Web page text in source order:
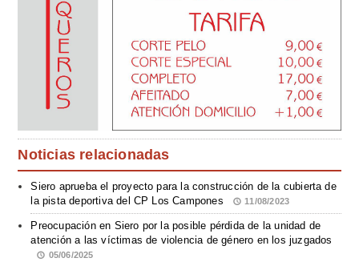
Noticias relacionadas
Siero aprueba el proyecto para la construcción de la cubierta de
la pista deportiva del CP Los Campones
11/08/2023
Preocupación en Siero por la posible pérdida de la unidad de
atención a las víctimas de violencia de género en los juzgados
05/06/2025